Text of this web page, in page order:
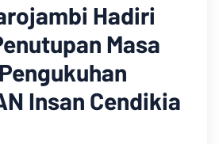
Hadiri
Masa
Insan Cendikia